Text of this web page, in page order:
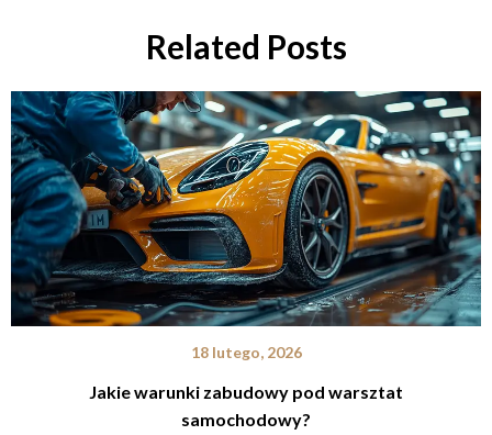
Related Posts
18 lutego, 2026
Jakie warunki zabudowy pod warsztat
samochodowy?